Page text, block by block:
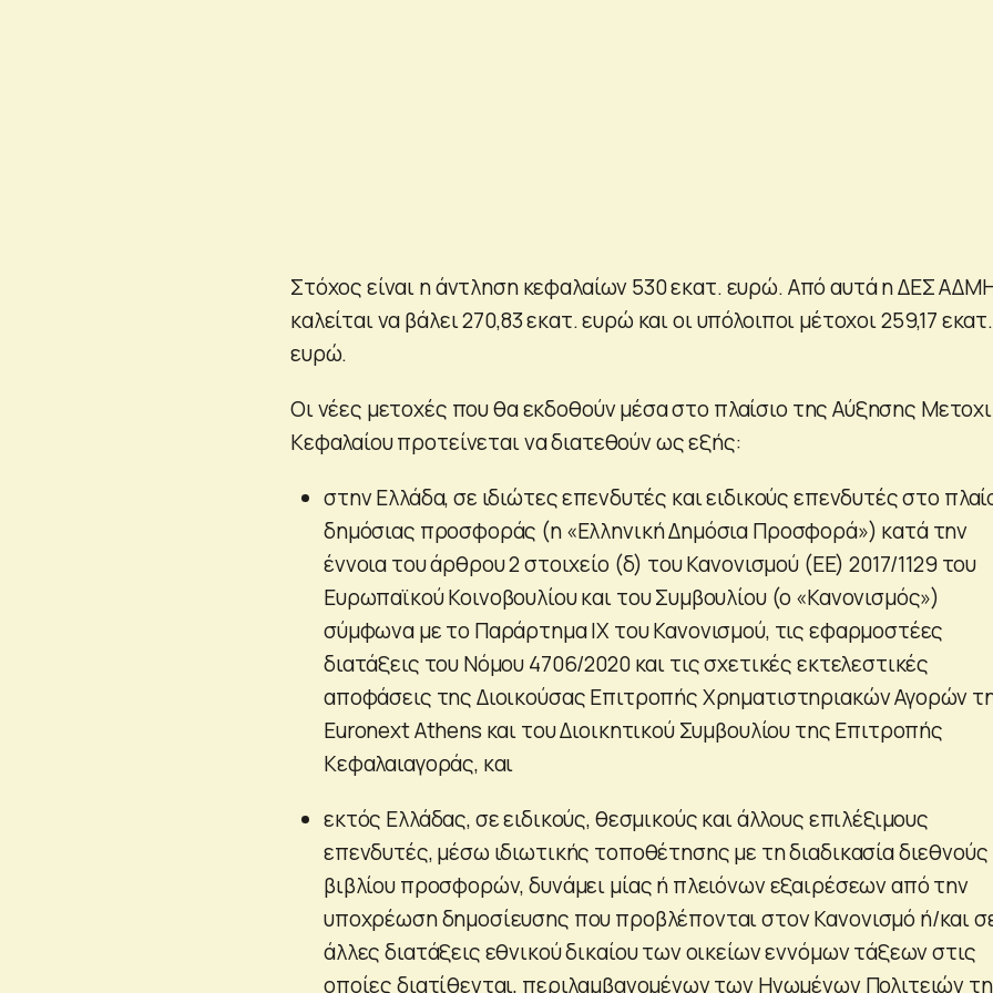
Στόχος είναι η άντληση κεφαλαίων 530 εκατ. ευρώ. Από αυτά η ΔΕΣ
καλείται να βάλει 270,83 εκατ. ευρώ και οι υπόλοιποι μέτοχοι 259,17 εκατ.
ευρώ.
Οι νέες μετοχές που θα εκδοθούν μέσα στο πλαίσιο της Αύξησης
Κεφαλαίου προτείνεται να διατεθούν ως εξής:
στην Ελλάδα, σε ιδιώτες επενδυτές και ειδικούς επενδυτές στο
δημόσιας προσφοράς (η «Ελληνική Δημόσια Προσφορά») κατά την
έννοια του άρθρου 2 στοιχείο (δ) του Κανονισμού (EE) 2017/1129 του
Ευρωπαϊκού Κοινοβουλίου και του Συμβουλίου (o «Κανονισμός»)
σύμφωνα με το Παράρτημα IX του Κανονισμού, τις εφαρμοστέες
διατάξεις του Νόμου 4706/2020 και τις σχετικές εκτελεστικές
αποφάσεις της Διοικούσας Επιτροπής Χρηματιστηριακών Αγορών
Euronext Athens και του Διοικητικού Συμβουλίου της Επιτροπής
Κεφαλαιαγοράς, και
εκτός Ελλάδας, σε ειδικούς, θεσμικούς και άλλους επιλέξιμους
επενδυτές, μέσω ιδιωτικής τοποθέτησης με τη διαδικασία διεθνούς
βιβλίου προσφορών, δυνάμει μίας ή πλειόνων εξαιρέσεων από την
υποχρέωση δημοσίευσης που προβλέπονται στον Κανονισμό ή/και
άλλες διατάξεις εθνικού δικαίου των οικείων εννόμων τάξεων στις
οποίες διατίθενται, περιλαμβανομένων των Ηνωμένων Πολιτειών